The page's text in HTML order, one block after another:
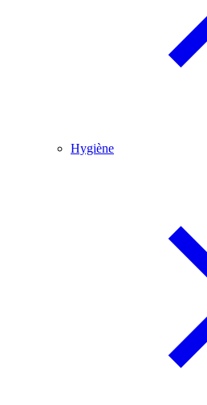
Hygiène